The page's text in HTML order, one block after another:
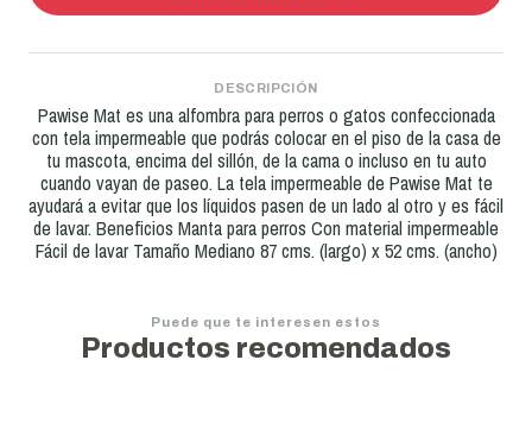
DESCRIPCIÓN
Pawise Mat es una alfombra para perros o gatos confeccionada
con tela impermeable que podrás colocar en el piso de la casa de
tu mascota, encima del sillón, de la cama o incluso en tu auto
cuando vayan de paseo. La tela impermeable de Pawise Mat te
ayudará a evitar que los líquidos pasen de un lado al otro y es fácil
de lavar. Beneficios Manta para perros Con material impermeable
Fácil de lavar Tamaño Mediano 87 cms. (largo) x 52 cms. (ancho)
Puede que te interesen estos
Productos recomendados